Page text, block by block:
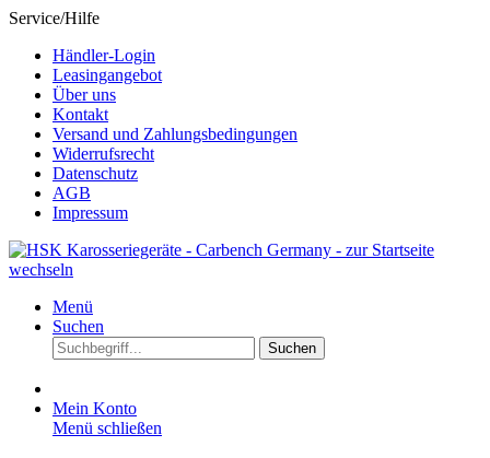
Service/Hilfe
Händler-Login
Leasingangebot
Über uns
Kontakt
Versand und Zahlungsbedingungen
Widerrufsrecht
Datenschutz
AGB
Impressum
Menü
Suchen
Suchen
Mein Konto
Menü schließen